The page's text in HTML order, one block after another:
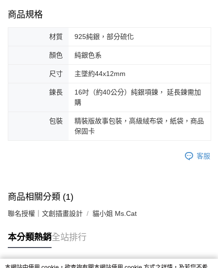
商品規格
材質 925純銀，部分硫化
顏色 純銀色系
尺寸 主墜約44x12mm
鍊長
16吋（約40公分）純銀項鍊， 延長鍊需加
購
包裝
精裝版故事包裝，高級絨布袋，紙袋，商品
保固卡
客服
商品相關分類 (1)
聯名授權｜文創插畫設計 貓小姐 Ms.Cat
本分類熱銷全站排行